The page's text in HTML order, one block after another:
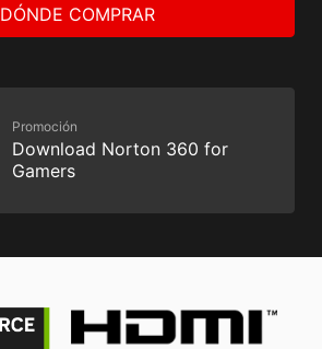
DÓNDE COMPRAR
Promoción
Download Norton 360 for
Gamers